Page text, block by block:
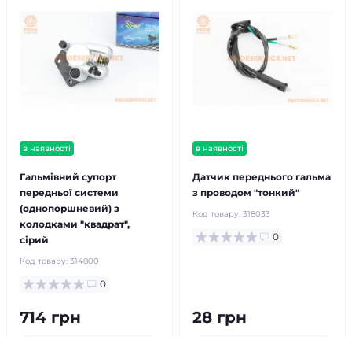
в наявності
Гальмівний супорт
передньої системи
(однопоршневий) з
колодками "квадрат",
сірий
Код товару: 314800
0
714 грн
в наявності
Датчик переднього гальма
з проводом "тонкий"
Код товару: 318033
0
28 грн